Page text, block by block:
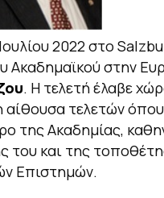
2022 στο
Ακαδημαϊκού στην
. Η τελετή έλαβε
αίθουσα τελετών
της Ακαδημίας,
του και της
Επιστημών.